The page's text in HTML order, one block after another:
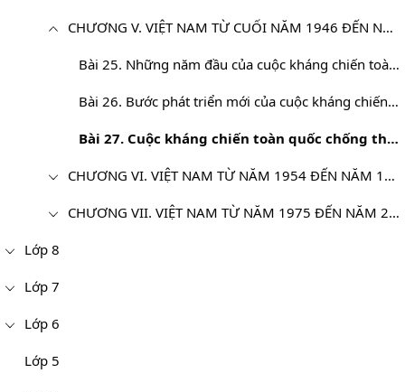
CHƯƠNG V. VIỆT NAM TỪ CUỐI NĂM 1946 ĐẾN NĂM 1954
Bài 25. Những năm đầu của cuộc kháng chiến toàn quốc chống thực dân Pháp (1946-1950)
Bài 26. Bước phát triển mới của cuộc kháng chiến toàn quốc chống thực dân Pháp (1950-1953)
Bài 27. Cuộc kháng chiến toàn quốc chống thực dân Pháp xâm lược kết thúc (1953-1954)
CHƯƠNG VI. VIỆT NAM TỪ NĂM 1954 ĐẾN NĂM 1975
CHƯƠNG VII. VIỆT NAM TỪ NĂM 1975 ĐẾN NĂM 2000
Lớp 8
Lớp 7
Lớp 6
Lớp 5